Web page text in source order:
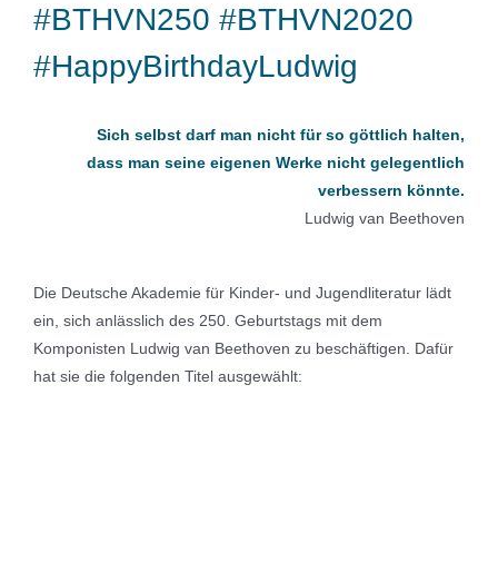
#BTHVN250 #BTHVN2020
#HappyBirthdayLudwig
Sich selbst darf man nicht für so göttlich halten,
dass man seine eigenen Werke nicht gelegentlich
verbessern könnte.
Ludwig van Beethoven
Die Deutsche Akademie für Kinder- und Jugendliteratur lädt
ein, sich anlässlich des 250. Geburtstags mit dem
Komponisten Ludwig van Beethoven zu beschäftigen. Dafür
hat sie die folgenden Titel ausgewählt: